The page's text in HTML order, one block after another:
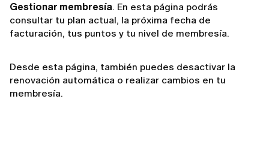
Gestionar membresía. En esta página podrás
consultar tu plan actual, la próxima fecha de
facturación, tus puntos y tu nivel de membresía.
Desde esta página, también puedes desactivar la
renovación automática o realizar cambios en tu
membresía.